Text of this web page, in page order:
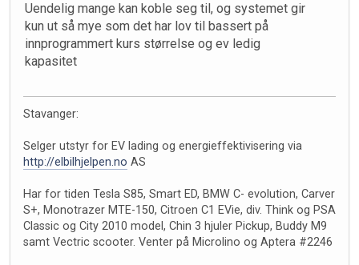
Uendelig mange kan koble seg til, og systemet gir
kun ut så mye som det har lov til bassert på
innprogrammert kurs størrelse og ev ledig
kapasitet
Stavanger:
Selger utstyr for EV lading og energieffektivisering via
http://elbilhjelpen.no AS
Har for tiden Tesla S85, Smart ED, BMW C- evolution, Carver
S+, Monotrazer MTE-150, Citroen C1 EVie, div. Think og PSA
Classic og City 2010 model, Chin 3 hjuler Pickup, Buddy M9
samt Vectric scooter. Venter på Microlino og Aptera #2246